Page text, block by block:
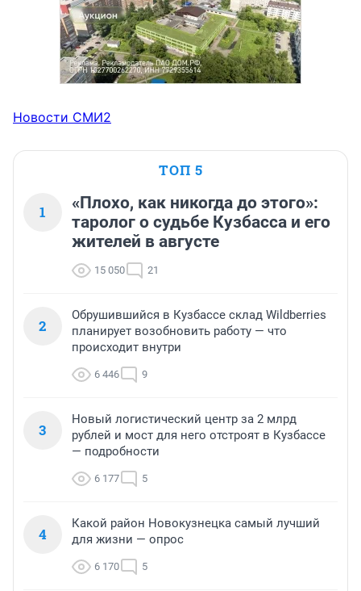
Новости СМИ2
ТОП 5
1
«Плохо, как никогда до этого»:
таролог о судьбе Кузбасса и его
жителей в августе
15 050 21
2
Обрушившийся в Кузбассе склад Wildberries
планирует возобновить работу — что
происходит внутри
6 446 9
3
Новый логистический центр за 2 млрд
рублей и мост для него отстроят в Кузбассе
— подробности
6 177 5
4
Какой район Новокузнецка самый лучший
для жизни — опрос
6 170 5